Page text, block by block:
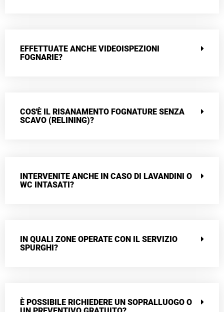
EFFETTUATE ANCHE VIDEOISPEZIONI
FOGNARIE?
COS'È IL RISANAMENTO FOGNATURE SENZA
SCAVO (RELINING)?
INTERVENITE ANCHE IN CASO DI LAVANDINI O
WC INTASATI?
IN QUALI ZONE OPERATE CON IL SERVIZIO
SPURGHI?
È POSSIBILE RICHIEDERE UN SOPRALLUOGO O